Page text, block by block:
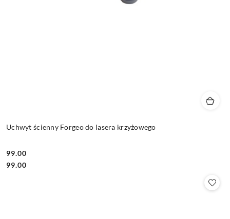
Uchwyt ścienny Forgeo do lasera krzyżowego
Cena:
99.00
Cena:
99.00